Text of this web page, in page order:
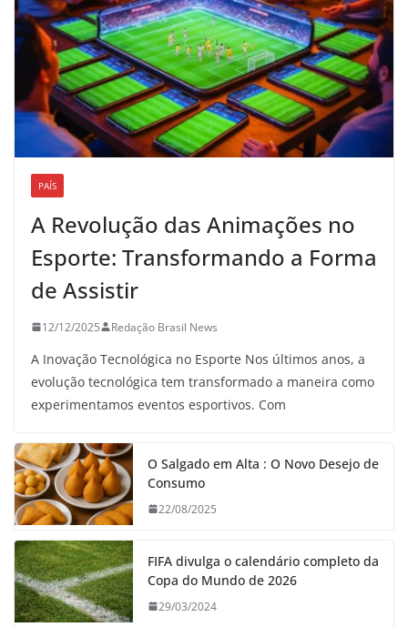
PAÍS
A Revolução das Animações no
Esporte: Transformando a Forma
de Assistir
12/12/2025 Redação Brasil News
A Inovação Tecnológica no Esporte Nos últimos anos, a
evolução tecnológica tem transformado a maneira como
experimentamos eventos esportivos. Com
O Salgado em Alta : O Novo Desejo de
Consumo
22/08/2025
FIFA divulga o calendário completo da
Copa do Mundo de 2026
29/03/2024